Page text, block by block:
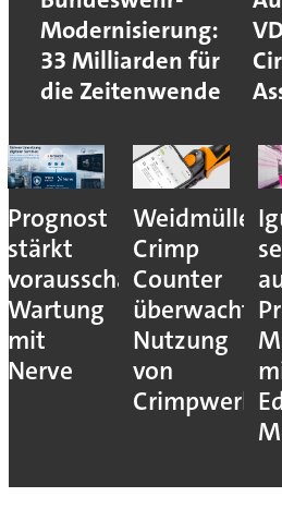
Modernisierung:
33 Milliarden für
die Zeitenwende
Prognost
stärkt
vorausschauende
Wartung
mit
Nerve
Weidmüller:
Crimp
Counter
überwacht
Nutzung
von